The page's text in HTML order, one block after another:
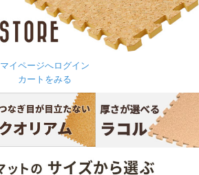
マイページへログイン
カートをみる